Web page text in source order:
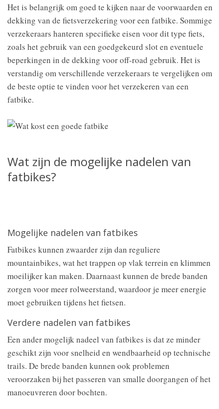
Het is belangrijk om goed te kijken naar de voorwaarden en
dekking van de fietsverzekering voor een fatbike. Sommige
verzekeraars hanteren specifieke eisen voor dit type fiets,
zoals het gebruik van een goedgekeurd slot en eventuele
beperkingen in de dekking voor off-road gebruik. Het is
verstandig om verschillende verzekeraars te vergelijken om
de beste optie te vinden voor het verzekeren van een
fatbike.
Wat zijn de mogelijke nadelen van
fatbikes?
Mogelijke nadelen van fatbikes
Fatbikes kunnen zwaarder zijn dan reguliere
mountainbikes, wat het trappen op vlak terrein en klimmen
moeilijker kan maken. Daarnaast kunnen de brede banden
zorgen voor meer rolweerstand, waardoor je meer energie
moet gebruiken tijdens het fietsen.
Verdere nadelen van fatbikes
Een ander mogelijk nadeel van fatbikes is dat ze minder
geschikt zijn voor snelheid en wendbaarheid op technische
trails. De brede banden kunnen ook problemen
veroorzaken bij het passeren van smalle doorgangen of het
manoeuvreren door bochten.